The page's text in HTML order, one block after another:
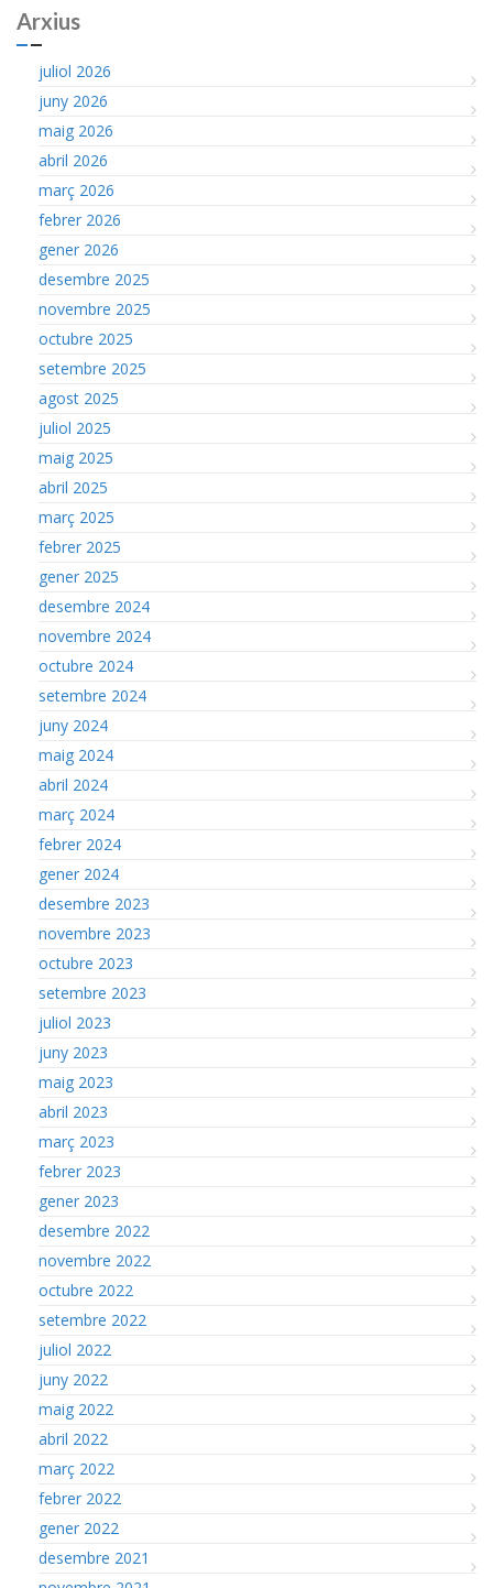
Arxius
juliol 2026
juny 2026
maig 2026
abril 2026
març 2026
febrer 2026
gener 2026
desembre 2025
novembre 2025
octubre 2025
setembre 2025
agost 2025
juliol 2025
maig 2025
abril 2025
març 2025
febrer 2025
gener 2025
desembre 2024
novembre 2024
octubre 2024
setembre 2024
juny 2024
maig 2024
abril 2024
març 2024
febrer 2024
gener 2024
desembre 2023
novembre 2023
octubre 2023
setembre 2023
juliol 2023
juny 2023
maig 2023
abril 2023
març 2023
febrer 2023
gener 2023
desembre 2022
novembre 2022
octubre 2022
setembre 2022
juliol 2022
juny 2022
maig 2022
abril 2022
març 2022
febrer 2022
gener 2022
desembre 2021